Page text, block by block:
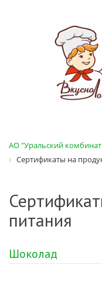
АО "Уральский
Сертификаты на
питания
Шоколад